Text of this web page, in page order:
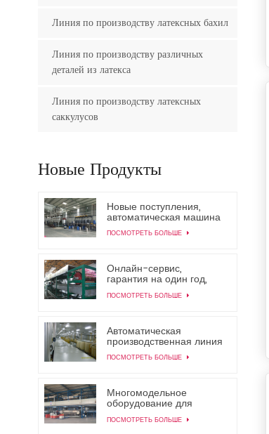
Линия по производству латексных бахил
Линия по производству различных
деталей из латекса
Линия по производству латексных
саккулусов
Новые Продукты
Новые поступления,
автоматическая машина
для производства
красочных латексных
ПОСМОТРЕТЬ БОЛЬШЕ
Онлайн-сервис,
гарантия на один год,
машина для
изготовления латексных
ПОСМОТРЕТЬ БОЛЬШЕ
Автоматическая
производственная линия
для производства
латексных
ПОСМОТРЕТЬ БОЛЬШЕ
Многомодельное
оборудование для
производства латексных
медицинских перчаток.
ПОСМОТРЕТЬ БОЛЬШЕ